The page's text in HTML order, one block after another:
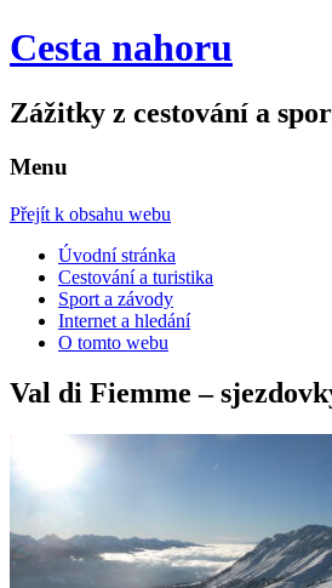
Cesta nahoru
Zážitky z cestování a
Menu
Přejít k obsahu webu
Úvodní stránka
Cestování a turistika
Sport a závody
Internet a hledání
O tomto webu
Val di Fiemme –